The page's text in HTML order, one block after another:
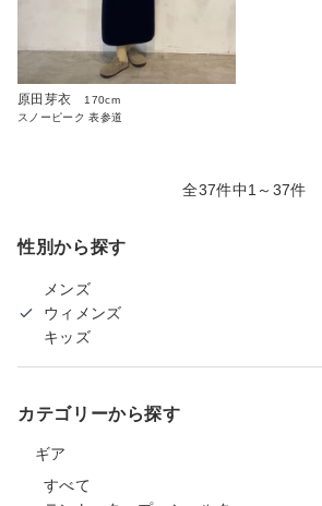
原田芽衣
170cm
スノーピーク 表参道
全37件中1～37件
性別から探す
メンズ
ウィメンズ
キッズ
カテゴリーから探す
ギア
すべて